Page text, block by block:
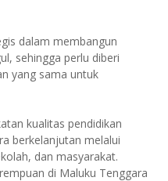
dalam membangun
sehingga perlu diberi
yang sama untuk
kualitas pendidikan
berkelanjutan melalui
dan masyarakat.
di Maluku Tenggara